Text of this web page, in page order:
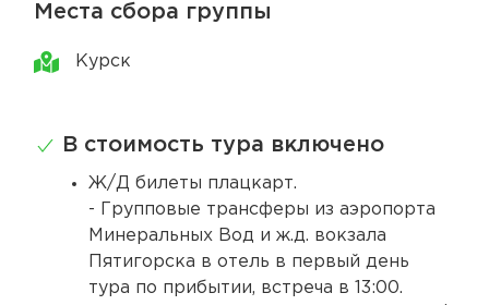
Места сбора группы
Курск
В стоимость тура включено
Ж/Д билеты плацкарт.
- Групповые трансферы из аэропорта
Минеральных Вод и ж.д. вокзала
Пятигорска в отель в первый день
тура по прибытии, встреча в 13:00.